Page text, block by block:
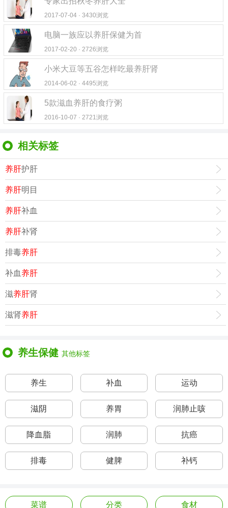
2017-07-04 · 3430浏览
电脑一族应以养肝保健为首
2017-02-20 · 2726浏览
小米大豆等五谷怎样吃最养肝肾
2014-06-02 · 4495浏览
5款滋血养肝的食疗粥
2016-10-07 · 2721浏览
相关标签
养肝护肝
养肝明目
养肝补血
养肝补肾
排毒养肝
补血 养肝
滋养肝肾
滋肾养肝
养生保健 其他标签
养生 补血 运动
滋阴 养胃 润肺止咳
降血脂 润肺 抗癌
排毒 健脾 补钙
菜谱 分类 食材